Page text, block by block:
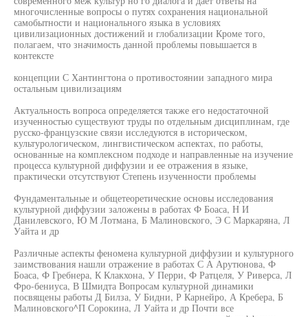
многочисленные вопросы о путях сохранения национальной
самобытности и национального языка в условиях
цивилизационных достижений и глобализации Кроме того,
полагаем, что значимость данной проблемы повышается в
контексте
концепции С Хантингтона о противостоянии западного мира
остальным цивилизациям
Актуальность вопроса определяется также его недостаточной
изученностью существуют труды по отдельным дисциплинам, где
русско-французские связи исследуются в историческом,
культурологическом, лингвистическом аспектах, по работы,
основанные на комплексном подходе и направленные на изучение
процесса культурной диффузии и ее отражения в языке,
практически отсутствуют Степень изученности проблемы
Фундаментальные и общетеоретические основы исследования
культурной диффузии заложены в работах Ф Боаса, Н И
Данилевского, Ю М Лотмана, Б Малиновского, Э С Маркаряна, Л
Уайта и др
Различные аспекты феномена культурной диффузии и культурного
заимствования нашли отражение в работах С А Арутюнова, Ф
Боаса, Ф Гребнера, К Клакхона, У Перри, Ф Ратцеля, У Риверса, Л
Фро-бениуса, В Шмидта Вопросам культурной динамики
посвящены работы Д Билза, У Бидни, Р Карнейро, А Кребера, Б
Малиновского^П Сорокина, Л Уайта и др Почти все